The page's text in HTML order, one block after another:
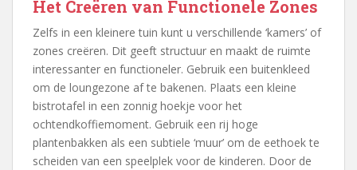
Het Creëren van Functionele Zones
Zelfs in een kleinere tuin kunt u verschillende ‘kamers’ of
zones creëren. Dit geeft structuur en maakt de ruimte
interessanter en functioneler. Gebruik een buitenkleed
om de loungezone af te bakenen. Plaats een kleine
bistrotafel in een zonnig hoekje voor het
ochtendkoffiemoment. Gebruik een rij hoge
plantenbakken als een subtiele ‘muur’ om de eethoek te
scheiden van een speelplek voor de kinderen. Door de